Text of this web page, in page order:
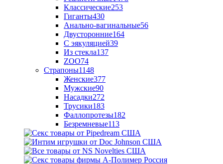
Классические253
Гиганты430
Анально-вагинальные56
Двусторонние164
С эякуляцией39
Из стекла137
ZOO74
Страпоны1148
Женские377
Мужские90
Насадки272
Трусики183
Фаллопротезы182
Безремневые113